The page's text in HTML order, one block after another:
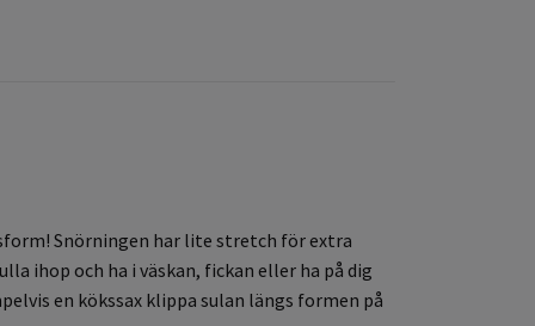
Snörningen har lite stretch för extra
ihop och ha i väskan, fickan eller ha på dig
en kökssax klippa sulan längs formen på